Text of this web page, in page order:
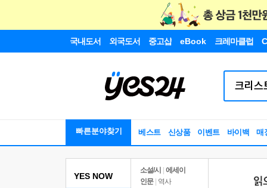
국내도서 외국도서 중고샵 eBook 크레마클럽
빠른분야찾기 베스트 신상품 이벤트 바이백 매
YES NOW
소설/시
에세이
인문
역사